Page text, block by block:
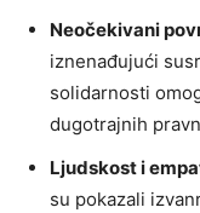
Neočekivani
iznenađujući
solidarnosti
dugotrajnih
Ljudskost i
su pokazali